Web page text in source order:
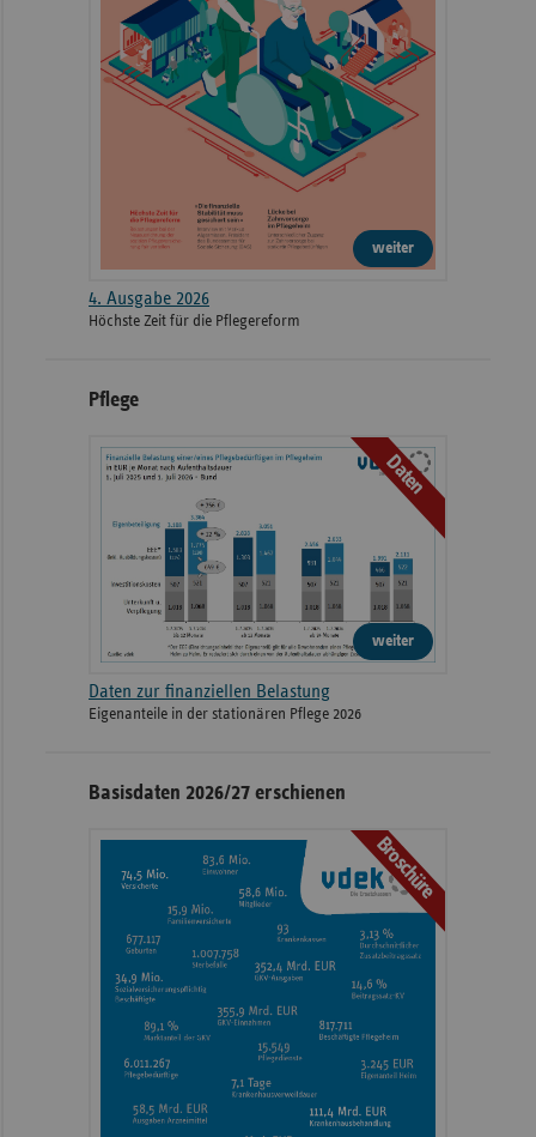
weiter
4. Ausgabe 2026
Höchste Zeit für die Pflegereform
Pflege
Daten
weiter
Daten zur finanziellen Belastung
Eigenanteile in der stationären Pflege 2026
Basisdaten 2026/27 erschienen
Broschüre